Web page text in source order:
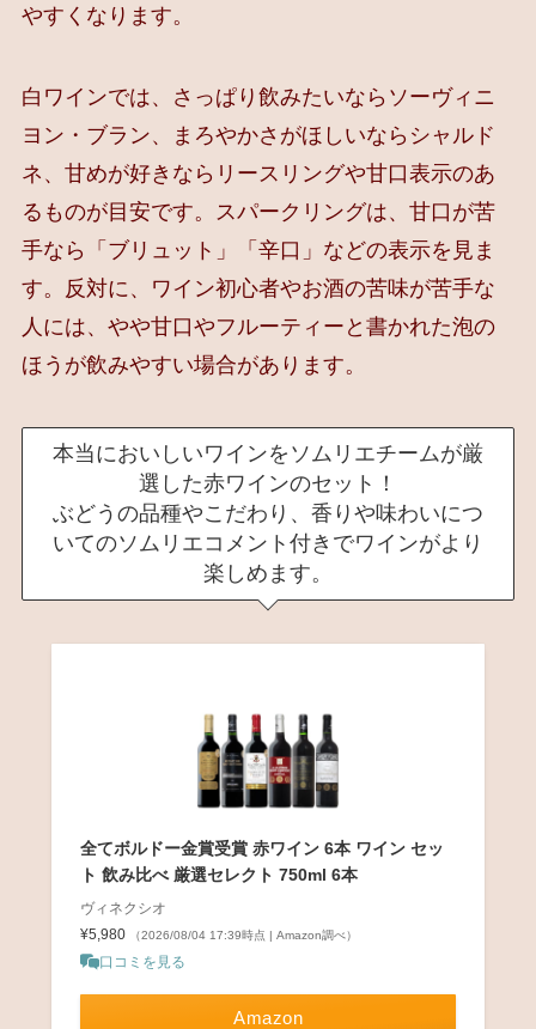
やすくなります。
白ワインでは、さっぱり飲みたいならソーヴィニ
ヨン・ブラン、まろやかさがほしいならシャルド
ネ、甘めが好きならリースリングや甘口表示のあ
るものが目安です。スパークリングは、甘口が苦
手なら「ブリュット」「辛口」などの表示を見ま
す。反対に、ワイン初心者やお酒の苦味が苦手な
人には、やや甘口やフルーティーと書かれた泡の
ほうが飲みやすい場合があります。
本当においしいワインをソムリエチームが厳
選した赤ワインのセット！
ぶどうの品種やこだわり、香りや味わいにつ
いてのソムリエコメント付きでワインがより
楽しめます。
全てボルドー金賞受賞 赤ワイン 6本 ワイン セッ
ト 飲み比べ 厳選セレクト 750ml 6本
ヴィネクシオ
¥5,980
（2026/08/04 17:39時点 | Amazon調べ）
口コミを見る
Amazon